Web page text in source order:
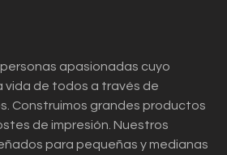
apasionadas cuyo
vida de todos a través de
Construimos grandes productos
de impresión. Nuestros
para pequeñas y medianas